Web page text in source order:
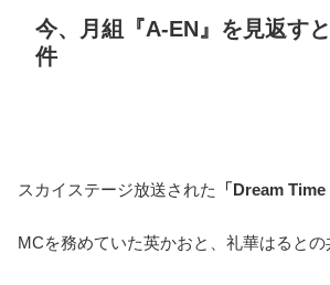
今、月組『A-EN』を見返す
件
スカイステージ放送された 「Dream Time
MCを務めていた英かおと、礼華はるとの